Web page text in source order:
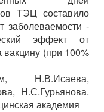
ТЭЦ составило
заболеваемости -
эффект от
вакцину (при 100%
Н.В.Исаева,
Н.С.Гурьянова.
академия